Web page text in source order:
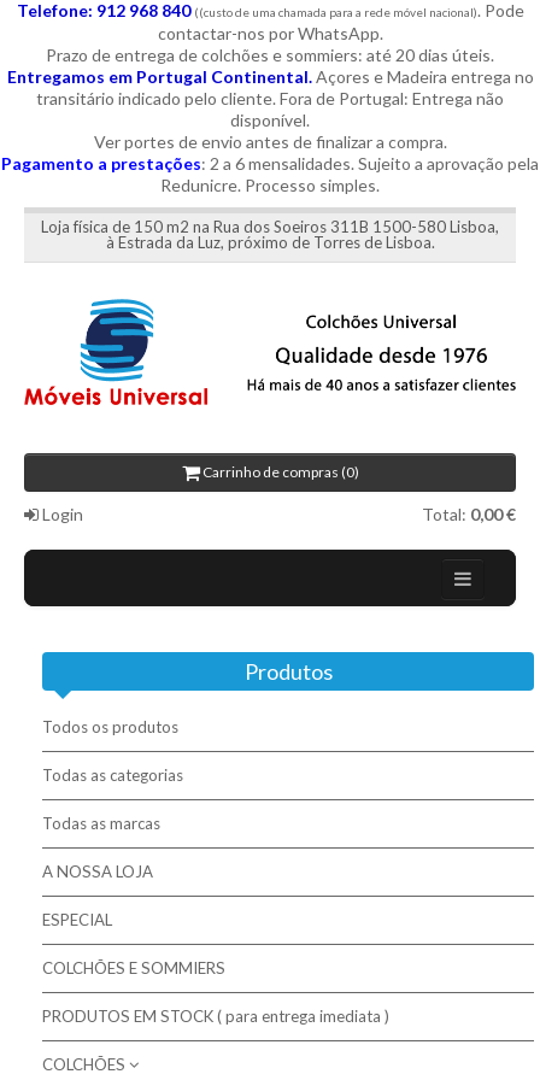
Telefone: 912 968 840 ((custo de uma chamada para a rede móvel nacional). Pode
contactar-nos por WhatsApp.
Prazo de entrega de colchões e sommiers: até 20 dias úteis.
Entregamos em Portugal Continental.Açores e Madeira entrega no
transitário indicado pelo cliente. Fora de Portugal: Entrega não
disponível.
Ver portes de envio antes de finalizar a compra.
Pagamento a prestações: 2 a 6 mensalidades. Sujeito a aprovação pela
Redunicre. Processo simples.
Loja física de 150 m2 na Rua dos Soeiros 311B 1500-580 Lisboa,
à Estrada da Luz, próximo de Torres de Lisboa.
Carrinho de compras (0)
Login Total: 0,00 €
Campanhas
Mobiliário Moderno
Contactos
Colchões / Matelas / Mattesses
Bases / Sommiers
Cabeceiras
Complementos para descanso
Produtos
Todos os produtos
Todas as categorias
Todas as marcas
A NOSSA LOJA
ESPECIAL
COLCHÕES E SOMMIERS
PRODUTOS EM STOCK ( para entrega imediata )
COLCHÕES